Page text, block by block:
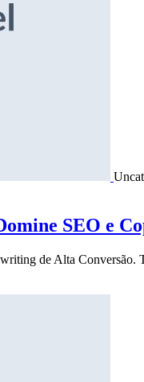
SEO e
de Alta Conversão.